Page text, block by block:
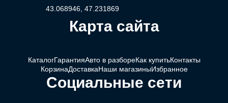
43.068946, 47.231869
Карта сайта
КаталогГарантияАвто в разбореКак купитьКонтакты
КорзинаДоставкаНаши магазиныИзбранное
Социальные сети